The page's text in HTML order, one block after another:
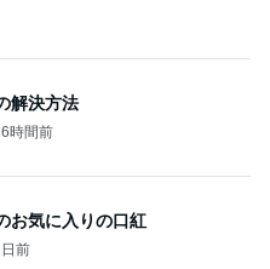
気に入りの口紅
前